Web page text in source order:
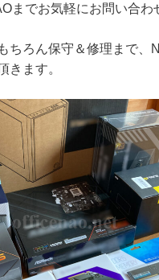
までお気軽にお問い合わ
ちろん保守＆修理まで、
きます。